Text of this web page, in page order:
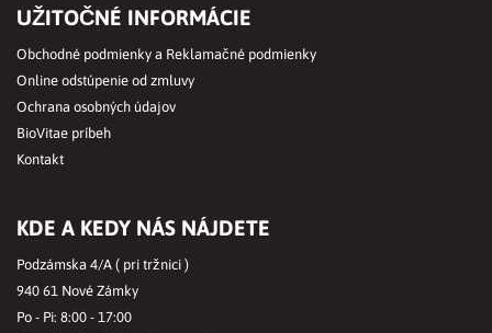
UŽITOČNÉ INFORMÁCIE
Obchodné podmienky a Reklamačné podmienky
Online odstúpenie od zmluvy
Ochrana osobných údajov
BioVitae príbeh
Kontakt
KDE A KEDY NÁS NÁJDETE
Podzámska 4/A ( pri tržnici )
940 61 Nové Zámky
Po - Pi: 8:00 - 17:00